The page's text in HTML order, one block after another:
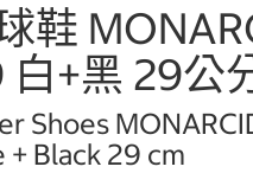
鞋
白+黑 29公
Shoes
Black 29 cm